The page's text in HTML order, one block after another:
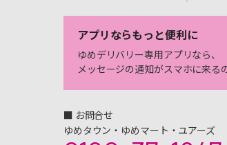
アプリならもっと便利に
ゆめデリバリー専用アプリなら、
メッセージの通知がスマホに来る
■ お問合せ
ゆめタウン・ゆめマート・ユアーズ